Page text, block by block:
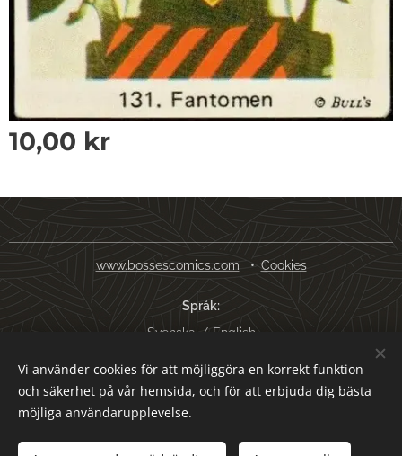
10,00 kr
www.bossescomics.com Cookies
Språk
Svenska
English
Valutor
SEK kr
USD $ EUR € AUD $
Vi använder cookies för att möjliggöra en korrekt funktion
och säkerhet på vår hemsida, och för att erbjuda dig bästa
möjliga användarupplevelse.